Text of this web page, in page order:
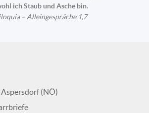
ich Staub und Asche bin.
– Alleingespräche 1,7
(NÖ)